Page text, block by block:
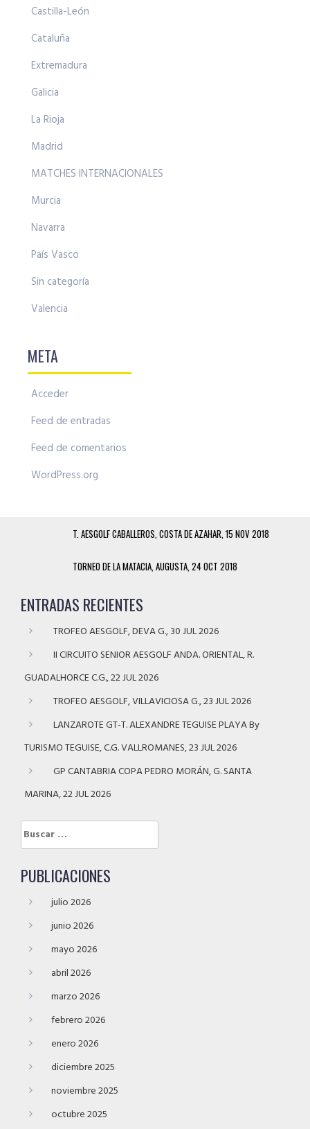
Castilla-León
Cataluña
Extremadura
Galicia
La Rioja
Madrid
MATCHES INTERNACIONALES
Murcia
Navarra
País Vasco
Sin categoría
Valencia
META
Acceder
Feed de entradas
Feed de comentarios
WordPress.org
T. AESGOLF CABALLEROS, COSTA DE AZAHAR, 15 NOV 2018
TORNEO DE LA MATACIA, AUGUSTA, 24 OCT 2018
ENTRADAS RECIENTES
TROFEO AESGOLF, DEVA G., 30 JUL 2026
II CIRCUITO SENIOR AESGOLF ANDA. ORIENTAL, R.
GUADALHORCE C.G., 22 JUL 2026
TROFEO AESGOLF, VILLAVICIOSA G., 23 JUL 2026
LANZAROTE GT-T. ALEXANDRE TEGUISE PLAYA By
TURISMO TEGUISE, C.G. VALLROMANES, 23 JUL 2026
GP CANTABRIA COPA PEDRO MORÁN, G. SANTA
MARINA, 22 JUL 2026
Buscar:
PUBLICACIONES
julio 2026
junio 2026
mayo 2026
abril 2026
marzo 2026
febrero 2026
enero 2026
diciembre 2025
noviembre 2025
octubre 2025